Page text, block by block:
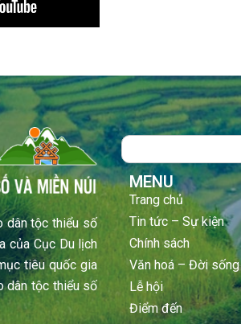
dân tộc thiểu số
của Cục Du lịch
tiêu quốc gia
dân tộc thiểu số
Search
MENU
Trang chủ
Tin tức – Sự kiện
Chính sách
Văn hoá – Đời sống
Lễ hội
Điểm đến